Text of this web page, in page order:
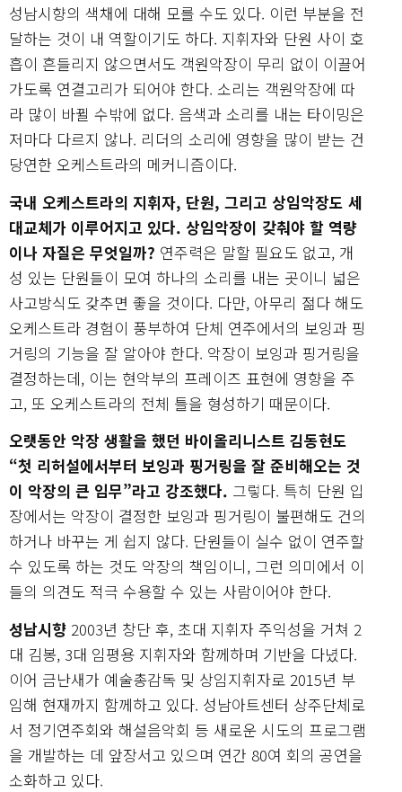
성남시향의 색채에 대해 모를 수도 있다. 이런 부분을 전
달하는 것이 내 역할이기도 하다. 지휘자와 단원 사이 호
흡이 흔들리지 않으면서도 객원악장이 무리 없이 이끌어
가도록 연결고리가 되어야 한다. 소리는 객원악장에 따
라 많이 바뀔 수밖에 없다. 음색과 소리를 내는 타이밍은
저마다 다르지 않나. 리더의 소리에 영향을 많이 받는 건
당연한 오케스트라의 메커니즘이다.
국내 오케스트라의 지휘자, 단원, 그리고 상임악장도 세
대교체가 이루어지고 있다. 상임악장이 갖춰야 할 역량
이나 자질은 무엇일까? 연주력은 말할 필요도 없고, 개
성 있는 단원들이 모여 하나의 소리를 내는 곳이니 넓은
사고방식도 갖추면 좋을 것이다. 다만, 아무리 젊다 해도
오케스트라 경험이 풍부하여 단체 연주에서의 보잉과 핑
거링의 기능을 잘 알아야 한다. 악장이 보잉과 핑거링을
결정하는데, 이는 현악부의 프레이즈 표현에 영향을 주
고, 또 오케스트라의 전체 틀을 형성하기 때문이다.
오랫동안 악장 생활을 했던 바이올리니스트 김동현도
“첫 리허설에서부터 보잉과 핑거링을 잘 준비해오는 것
이 악장의 큰 임무”라고 강조했다. 그렇다. 특히 단원 입
장에서는 악장이 결정한 보잉과 핑거링이 불편해도 건의
하거나 바꾸는 게 쉽지 않다. 단원들이 실수 없이 연주할
수 있도록 하는 것도 악장의 책임이니, 그런 의미에서 이
들의 의견도 적극 수용할 수 있는 사람이어야 한다.
성남시향 2003년 창단 후, 초대 지휘자 주익성을 거쳐 2
대 김봉, 3대 임평용 지휘자와 함께하며 기반을 다녔다.
이어 금난새가 예술총감독 및 상임지휘자로 2015년 부
임해 현재까지 함께하고 있다. 성남아트센터 상주단체로
서 정기연주회와 해설음악회 등 새로운 시도의 프로그램
을 개발하는 데 앞장서고 있으며 연간 80여 회의 공연을
소화하고 있다.